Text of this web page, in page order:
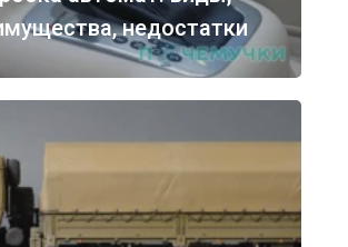
недостатки